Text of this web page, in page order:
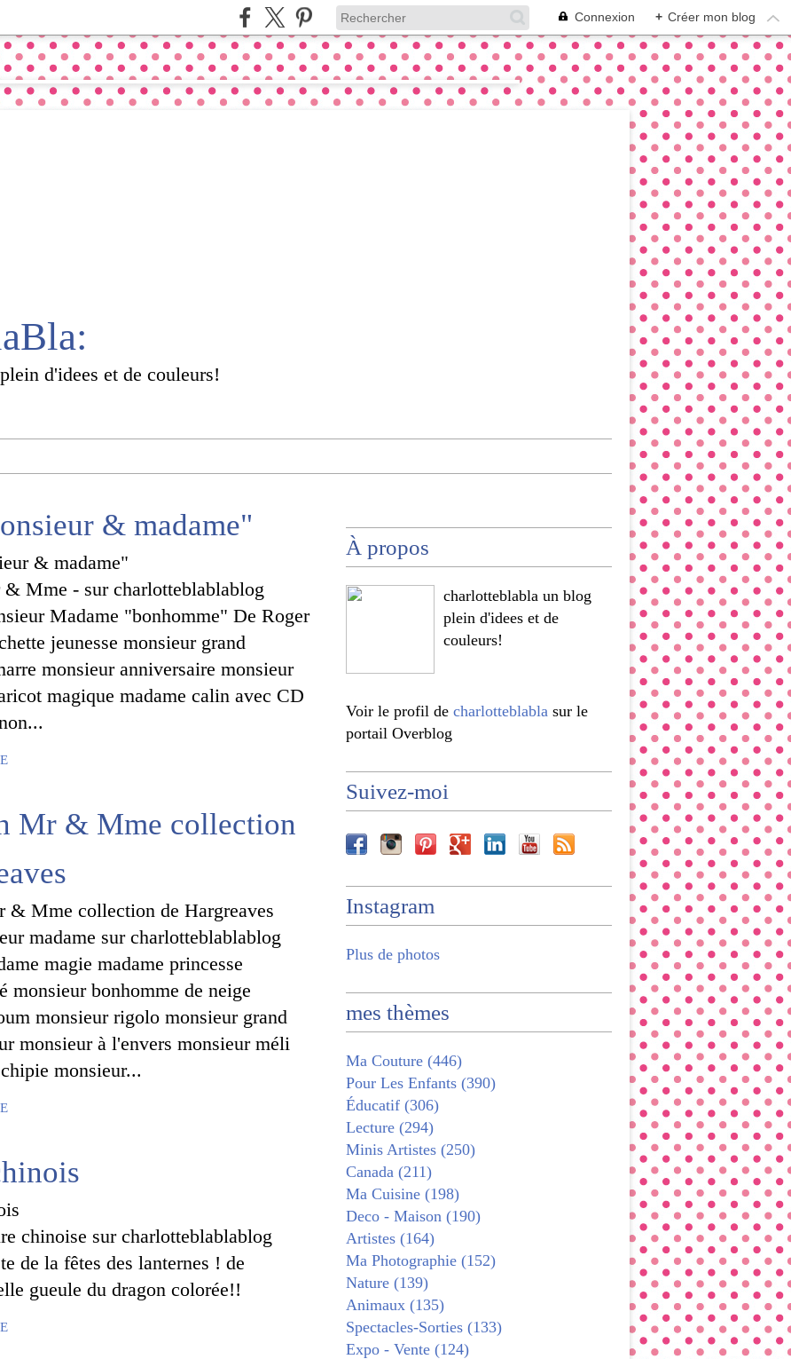
Connexion + Créer mon blog
d'idees et de couleurs!
& madame"
Mme - sur charlotteblablablog
Madame "bonhomme" De Roger
jeunesse monsieur grand
monsieur anniversaire monsieur
magique madame calin avec CD
Mr & Mme collection
madame sur charlotteblablablog
magie madame princesse
monsieur bonhomme de neige
monsieur rigolo monsieur grand
monsieur à l'envers monsieur méli
monsieur...
chinoise sur charlotteblablablog
de la fêtes des lanternes ! de
gueule du dragon colorée!!
À propos
charlotteblabla un blog
plein d'idees et de
couleurs!
Voir le profil de charlotteblabla sur le
portail Overblog
Suivez-moi
Instagram
Plus de photos
mes thèmes
Ma Couture (446)
Pour Les Enfants (390)
Éducatif (306)
Lecture (294)
Minis Artistes (250)
Canada (211)
Ma Cuisine (198)
Deco - Maison (190)
Artistes (164)
Ma Photographie (152)
Nature (139)
Animaux (135)
Spectacles-Sorties (133)
Expo - Vente (124)